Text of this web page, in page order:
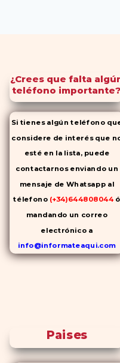
¿Crees que falta
teléfono importante?
Si tienes algún teléfono
considere de interés que
esté en la lista, puede
contactarnos enviando un
mensaje de Whatsapp al
télefono (+34)644808044 ó
mandando un correo
electrónico a
info@informateaqui.com
Mientras que antes la
cambio de los tiempos ha
permitido la producción de
Paises